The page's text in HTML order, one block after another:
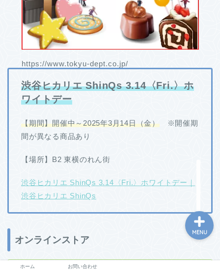
https://www.tokyu-dept.co.jp/
渋谷ヒカリエ ShinQs 3.14〈Fri.〉ホ
ワイトデー
【期間】開催中～2025年3月14日（金）※開催期
間が異なる商品あり
【場所】B2 東横のれん街
渋谷ヒカリエ ShinQs 3.14〈Fri.〉ホワイトデー｜
渋谷ヒカリエ ShinQs
オンラインストア
ホーム お問い合わせ
MENU